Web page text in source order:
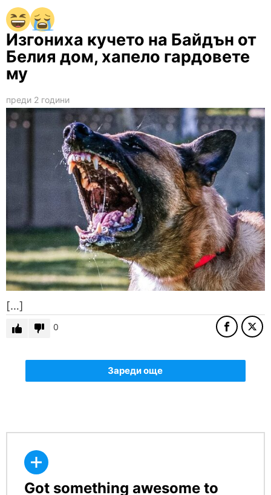
Изгониха кучето на Байдън от
Белия дом, хапело гардовете
му
преди 2 години
[…]
0
Зареди още
CREATE
Got something awesome to